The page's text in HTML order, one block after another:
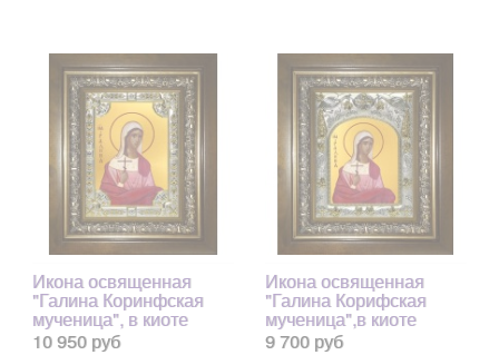
Икона освященная
"Галина Коринфская
мученица", в киоте
24x30 см арт.243827
10 950 руб
Икона освященная
"Галина Корифская
мученица",в киоте
20x24 см
9 700 руб